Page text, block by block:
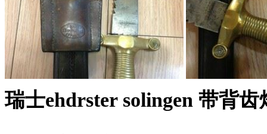
瑞士ehdrster solingen 带背